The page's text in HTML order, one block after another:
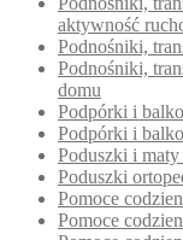
aktywność
Podnośniki,
Podnośniki,
domu
Podpórki i
Podpórki i
Poduszki i
Poduszki
Pomoce
Pomoce